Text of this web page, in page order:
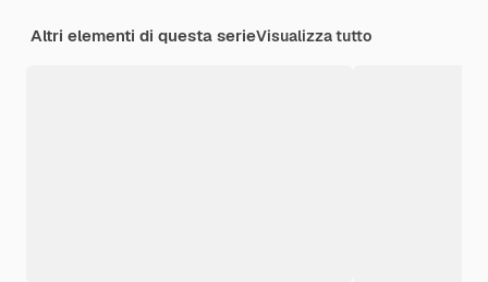
Altri elementi di questa serieVisualizza tutto